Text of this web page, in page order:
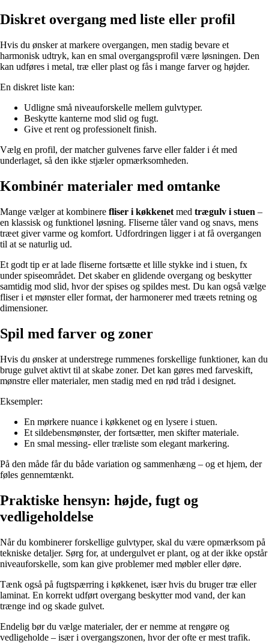
Diskret overgang med liste eller profil
Hvis du ønsker at markere overgangen, men stadig bevare et
harmonisk udtryk, kan en smal overgangsprofil være løsningen. Den
kan udføres i metal, træ eller plast og fås i mange farver og højder.
En diskret liste kan:
Udligne små niveauforskelle mellem gulvtyper.
Beskytte kanterne mod slid og fugt.
Give et rent og professionelt finish.
Vælg en profil, der matcher gulvenes farve eller falder i ét med
underlaget, så den ikke stjæler opmærksomheden.
Kombinér materialer med omtanke
Mange vælger at kombinere fliser i køkkenet med trægulv i stuen –
en klassisk og funktionel løsning. Fliserne tåler vand og snavs, mens
træet giver varme og komfort. Udfordringen ligger i at få overgangen
til at se naturlig ud.
Et godt tip er at lade fliserne fortsætte et lille stykke ind i stuen, fx
under spiseområdet. Det skaber en glidende overgang og beskytter
samtidig mod slid, hvor der spises og spildes mest. Du kan også vælge
fliser i et mønster eller format, der harmonerer med træets retning og
dimensioner.
Spil med farver og zoner
Hvis du ønsker at understrege rummenes forskellige funktioner, kan du
bruge gulvet aktivt til at skabe zoner. Det kan gøres med farveskift,
mønstre eller materialer, men stadig med en rød tråd i designet.
Eksempler:
En mørkere nuance i køkkenet og en lysere i stuen.
Et sildebensmønster, der fortsætter, men skifter materiale.
En smal messing- eller træliste som elegant markering.
På den måde får du både variation og sammenhæng – og et hjem, der
føles gennemtænkt.
Praktiske hensyn: højde, fugt og
vedligeholdelse
Når du kombinerer forskellige gulvtyper, skal du være opmærksom på
tekniske detaljer. Sørg for, at undergulvet er plant, og at der ikke opstår
niveauforskelle, som kan give problemer med møbler eller døre.
Tænk også på fugtspærring i køkkenet, især hvis du bruger træ eller
laminat. En korrekt udført overgang beskytter mod vand, der kan
trænge ind og skade gulvet.
Endelig bør du vælge materialer, der er nemme at rengøre og
vedligeholde – især i overgangszonen, hvor der ofte er mest trafik.